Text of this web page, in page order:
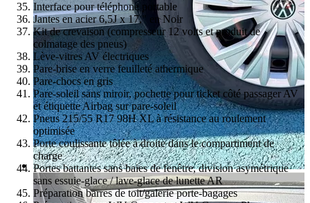
Interface pour téléphone portable
Jantes en acier 6,5J x 17," en Noir
Kit de crevaison (compresseur 12 volts et produit de
colmatage des pneus)
Lève-vitres AV électriques
Pare-brise en verre feuilleté athermique
Pare-chocs en gris
Pare-soleil sans miroir, pochette pour ticket côté passager AV
et étiquette Airbag sur pare-soleil
Pneus 215/55 R17 98H XL à résistance au roulement
optimisée
Porte coulissante tôlée à droite dans le compartiment de
charge
Portes battantes sans baies de fenêtre, division asymétrique
sans essuie-glace / lave-glace de lunette AR
Préparation barres de toit/galerie porte-bagages